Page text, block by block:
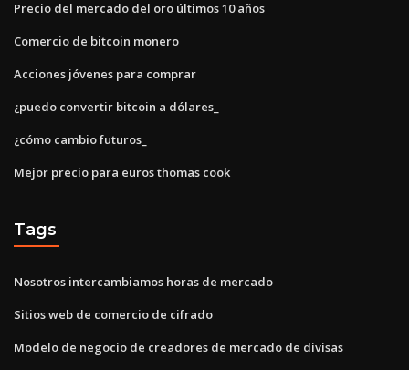
Precio del mercado del oro últimos 10 años
Comercio de bitcoin monero
Acciones jóvenes para comprar
¿puedo convertir bitcoin a dólares_
¿cómo cambio futuros_
Mejor precio para euros thomas cook
Tags
Nosotros intercambiamos horas de mercado
Sitios web de comercio de cifrado
Modelo de negocio de creadores de mercado de divisas